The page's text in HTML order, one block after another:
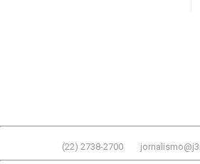
(22) 2738-2700